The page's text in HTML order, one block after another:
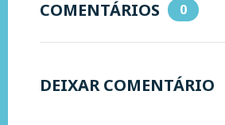
COMENTÁRIOS 0
DEIXAR COMENTÁRIO